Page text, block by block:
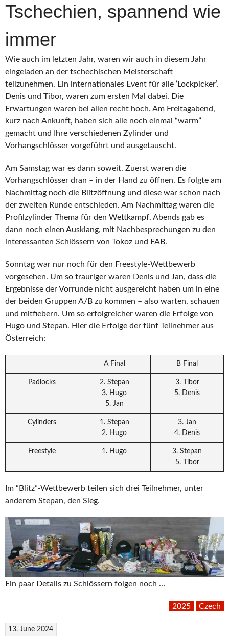
2025”
Tschechien, spannend wie
immer
Wie auch im letzten Jahr, waren wir auch in diesem Jahr
eingeladen an der tschechischen Meisterschaft
teilzunehmen. Ein internationales Event für alle ‘Lockpicker’.
Denis und Tibor, waren zum ersten Mal dabei. Die
Erwartungen waren bei allen recht hoch. Am Freitagabend,
kurz nach Ankunft, haben sich alle noch einmal “warm”
gemacht und Ihre verschiedenen Zylinder und
Vorhangschlösser vorgeführt und ausgetauscht.
Am Samstag war es dann soweit. Zuerst waren die
Vorhangschlösser dran – in der Hand zu öffnen. Es folgte am
Nachmittag noch die Blitzöffnung und diese war schon nach
der zweiten Runde entschieden. Am Nachmittag waren die
Profilzylinder Thema für den Wettkampf. Abends gab es
dann noch einen Ausklang, mit Nachbesprechungen zu den
interessanten Schlössern von Tokoz und FAB.
Sonntag war nur noch für den Freestyle-Wettbewerb
vorgesehen. Um so trauriger waren Denis und Jan, dass die
Ergebnisse der Vorrunde nicht ausgereicht haben um in eine
der beiden Gruppen A/B zu kommen – also warten, schauen
und mitfiebern. Um so erfolgreicher waren die Erfolge von
Hugo und Stepan. Hier die Erfolge der fünf Teilnehmer aus
Österreich:
A Final B Final
Padlocks
2. Stepan
3. Hugo
5. Jan
3. Tibor
5. Denis
Cylinders
1. Stepan
2. Hugo
3. Jan
4. Denis
Freestyle 1. Hugo
3. Stepan
5. Tibor
Im “Blitz”-Wettbewerb teilen sich drei Teilnehmer, unter
anderem Stepan, den Sieg.
Ein paar Details zu Schlössern folgen noch …
2025 Czech
13. June 2024